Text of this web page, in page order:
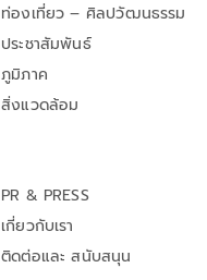
ท่องเที่ยว – ศิลปวัฒนธรรม
ประชาสัมพันธ์
ภูมิภาค
สิ่งแวดล้อม
PR & PRESS
เกี่ยวกับเรา
ติดต่อและ สนับสนุน